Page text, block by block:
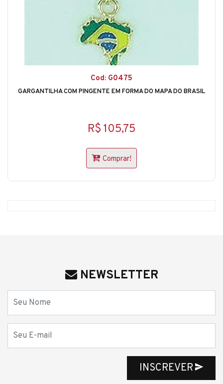
Cod: G0475
GARGANTILHA COM PINGENTE EM FORMA DO MAPA DO BRASIL
R$ 105,75
Comprar!
NEWSLETTER
INSCREVER